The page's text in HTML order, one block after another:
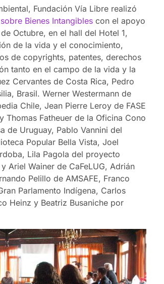
Fundación Vía Libre realizó
Bienes Intangiblescon el apoyo
Octubre, en el hall del Hotel 1,
de la vida y el conocimiento,
de copyrights, patentes, derechos
tanto en el campo de la vida y la
Cervantes de Costa Rica, Pedro
Brasil. Werner Westermann de
Chile, Jean Pierre Leroy de FASE
Thomas Fatheuer de la Oficina Cono
de Uruguay, Pablo Vannini del
Popular Bella Vista, Joel
Lila Pagola del proyecto
Ariel Wainer de CaFeLUG, Adrián
Pelillo de AMSAFE, Franco
Parlamento Indígena, Carlos
Heinz y Beatriz Busaniche por